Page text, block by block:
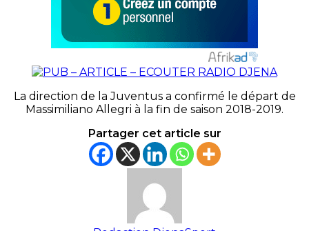
La direction de la Juventus a confirmé le départ de
Massimiliano Allegri à la fin de saison 2018-2019.
Partager cet article sur